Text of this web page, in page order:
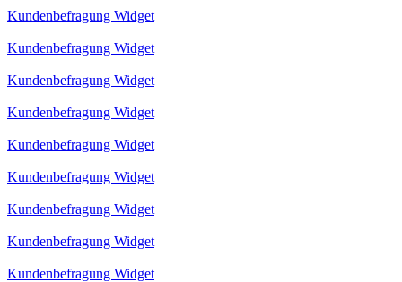
Kundenbefragung Widget
Kundenbefragung Widget
Kundenbefragung Widget
Kundenbefragung Widget
Kundenbefragung Widget
Kundenbefragung Widget
Kundenbefragung Widget
Kundenbefragung Widget
Kundenbefragung Widget